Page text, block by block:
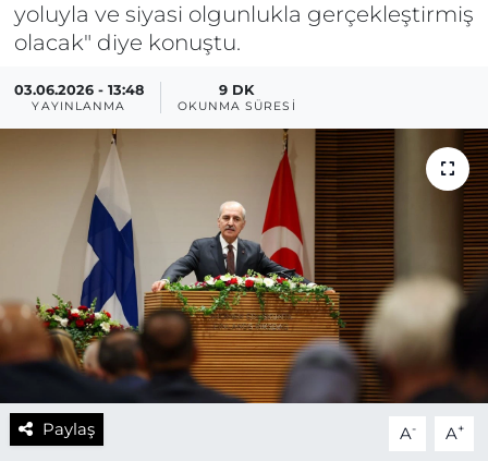
yoluyla ve siyasi olgunlukla gerçekleştirmiş
olacak" diye konuştu.
03.06.2026 - 13:48
YAYINLANMA
9 DK
OKUNMA SÜRESI
Paylaş A- A+